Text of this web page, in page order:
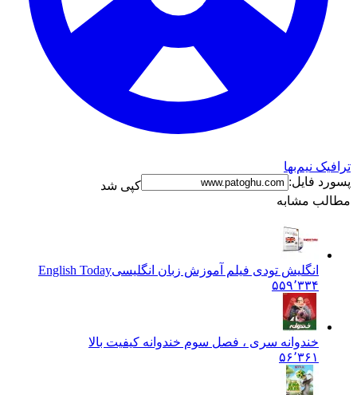
ترافیک نیم‌بها
پسورد فایل:
کپی شد
مطالب مشابه
انگلیش تودی فیلم آموزش زبان انگليسیEnglish Today
۵۵۹٬۳۳۴
خندوانه سری ، فصل سوم خندوانه کیفیت بالا
۵۶٬۳۶۱